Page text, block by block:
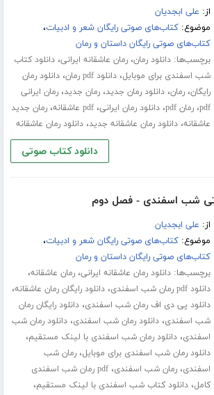
از: علی ابجدیان
موضوع:کتاب‌های صوتی رایگان شعر و ادبیات،
کتاب‌های صوتی رایگان داستان و رمان
برچسب‌ها:دانلود رمان،رمان عاشقانه ایرانی،دانلود کتاب
شب اسفندی برای موبایل،دانلود pdf رمان ،دانلود رمان
رایگان،رمان،دانلود رمان جدید،رمان جدید،رمان ایرانی
pdf،رمان pdf ،دانلود رمان ایرانی،pdf عاشقانه ،رمان جدید
عاشقانه،دانلود رمان عاشقانه جدید،دانلود رمان عاشقانه
دانلود کتاب صوتی
شب اسفندی - فصل دوم
از: علی ابجدیان
موضوع:کتاب‌های صوتی رایگان شعر و ادبیات،
کتاب‌های صوتی رایگان داستان و رمان
برچسب‌ها:دانلود رمان عاشقانه ایرانی،رمان عاشقانه،
دانلود pdf رمان شب اسفندی ،دانلود رایگان رمان عاشقانه،
دانلود پی دی اف رمان شب اسفندی،دانلود رایگان رمان
شب اسفندی،دانلود رمان شب اسفندی،دانلود رمان شب
اسفندی،دانلود رمان شب اسفندی با لینک مستقیم،
دانلود رمان شب اسفندی برای موبایل،رمان شب
اسفندی،رمان شب اسفندی،
pdf رمان شب اسفندی
کامل،دانلود کتاب شب اسفندی با لینک مستقیم،